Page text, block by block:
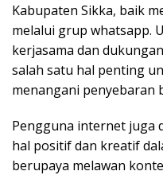
Kabupaten Sikka, baik
melalui grup whatsapp.
kerjasama dan
salah satu hal penting
menangani penyebaran
Pengguna internet juga
hal positif dan kreatif
berupaya melawan